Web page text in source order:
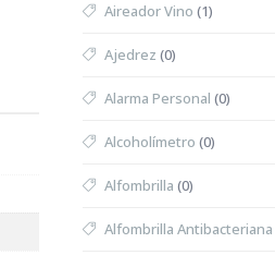
Aireador Vino (1)
Ajedrez (0)
Alarma Personal (0)
Alcoholímetro (0)
Alfombrilla (0)
Alfombrilla Antibacteriana